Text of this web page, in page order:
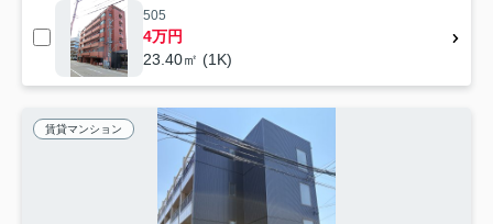
505
4万円
23.40㎡ (1K)
賃貸マンション